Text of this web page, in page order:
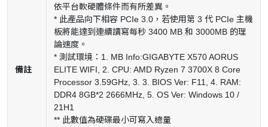
備註
依平台軟硬體條件而有所差異。
* 此產品向下相容 PCIe 3.0，若使用第 3 代 PCIe 主機
板將能達到連續讀寫每秒 3400 MB 和 3000MB 的理
論速度。
* 測試環境：1. MB Info:GIGABYTE X570 AORUS
ELITE WIFI, 2. CPU: AMD Ryzen 7 3700X 8 Core
Processor 3.59GHz, 3. 3. BIOS Ver: F11, 4. RAM:
DDR4 8GB*2 2666MHz, 5. OS Ver: Windows 10 /
21H1
** 此數值為硬碟最小可寫入總量